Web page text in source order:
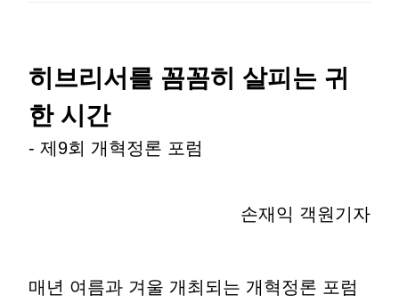
히브리서를 꼼꼼히 살피는 귀
한 시간
- 제9회 개혁정론 포럼
손재익 객원기자
매년 여름과 겨울 개최되는 개혁정론 포럼